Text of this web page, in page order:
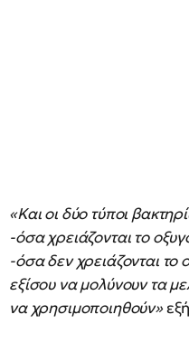
«Και οι δύο τύποι
-όσα χρειάζονται το
-όσα δεν χρειάζονται
εξίσου να μολύνουν τα
να χρησιμοποιηθούν»